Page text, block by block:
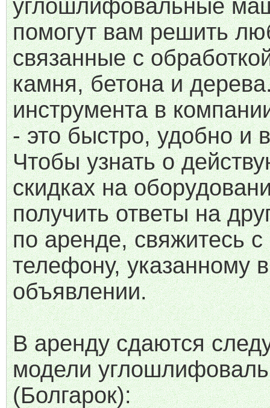
углошлифовальные
помогут вам решить
связанные с
камня, бетона и
инструмента в
- это быстро, удобно и
Чтобы узнать о
скидках на
получить ответы на
по аренде, свяжитесь
телефону, указанному в
объявлении.
В аренду сдаются
модели
(Болгарок):